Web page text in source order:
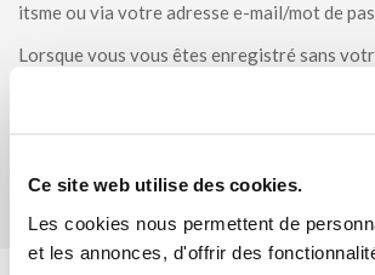
Ce site web utilise des cookies.
Les cookies nous permettent de
et les annonces, d'offrir des
itsme ou via votre adresse e-mail/mot de
Lorsque vous vous êtes enregistré sans
Pour la connexion avec itsme il faut qu’un